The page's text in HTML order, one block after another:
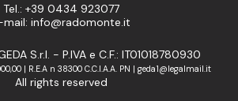
Tel.: +39 0434 923077
mail: info@radomonte.it
S.r.l. - P.IVA e C.F.: IT01018780930
| R.E.A n 38300 C.C.I.A.A. PN | geda1@legalmail.it
All rights reserved